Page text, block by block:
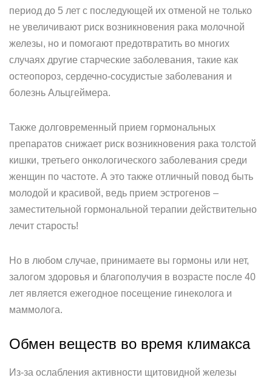
период до 5 лет с последующей их отменой не только
не увеличивают риск возникновения рака молочной
железы, но и помогают предотвратить во многих
случаях другие старческие заболевания, такие как
остеопороз, сердечно-сосудистые заболевания и
болезнь Альцгеймера.
Также долговременный прием гормональных
препаратов снижает риск возникновения рака толстой
кишки, третьего онкологического заболевания среди
женщин по частоте. А это также отличный повод быть
молодой и красивой, ведь прием эстрогенов –
заместительной гормональной терапии действительно
лечит старость!
Но в любом случае, принимаете вы гормоны или нет,
залогом здоровья и благополучия в возрасте после 40
лет является ежегодное посещение гинеколога и
маммолога.
Обмен веществ во время климакса
Из-за ослабления активности щитовидной железы